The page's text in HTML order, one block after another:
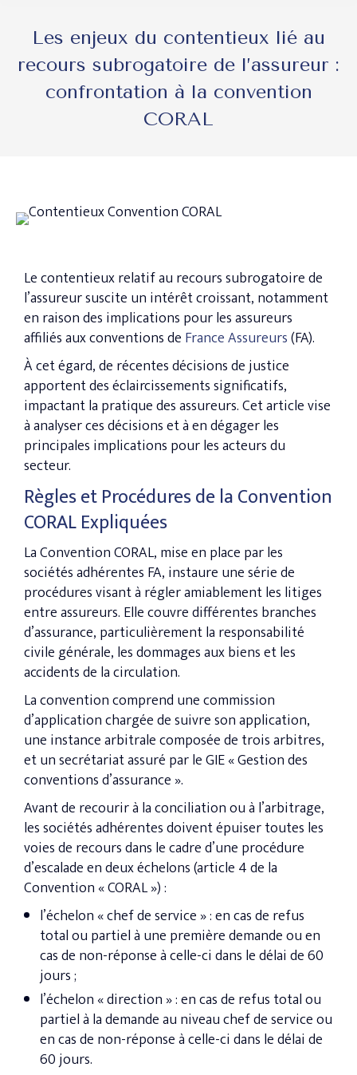
Les enjeux du contentieux lié au
recours subrogatoire de l’assureur :
confrontation à la convention
CORAL
Le contentieux relatif au recours subrogatoire de
l’assureur suscite un intérêt croissant, notamment
en raison des implications pour les assureurs
affiliés aux conventions de France Assureurs(FA).
À cet égard, de récentes décisions de justice
apportent des éclaircissements significatifs,
impactant la pratique des assureurs. Cet article vise
à analyser ces décisions et à en dégager les
principales implications pour les acteurs du
secteur.
Règles et Procédures de la Convention
CORAL Expliquées
La Convention CORAL, mise en place par les
sociétés adhérentes FA, instaure une série de
procédures visant à régler amiablement les litiges
entre assureurs. Elle couvre différentes branches
d’assurance, particulièrement la responsabilité
civile générale, les dommages aux biens et les
accidents de la circulation.
La convention comprend une commission
d’application chargée de suivre son application,
une instance arbitrale composée de trois arbitres,
et un secrétariat assuré par le GIE « Gestion des
conventions d’assurance ».
Avant de recourir à la conciliation ou à l’arbitrage,
les sociétés adhérentes doivent épuiser toutes les
voies de recours dans le cadre d’une procédure
d’escalade en deux échelons (article 4 de la
Convention « CORAL ») :
l’échelon « chef de service » : en cas de refus
total ou partiel à une première demande ou en
cas de non-réponse à celle-ci dans le délai de 60
jours ;
l’échelon « direction » : en cas de refus total ou
partiel à la demande au niveau chef de service ou
en cas de non-réponse à celle-ci dans le délai de
60 jours.